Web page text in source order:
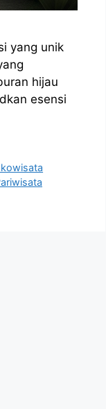
yang unik
hijau
esensi